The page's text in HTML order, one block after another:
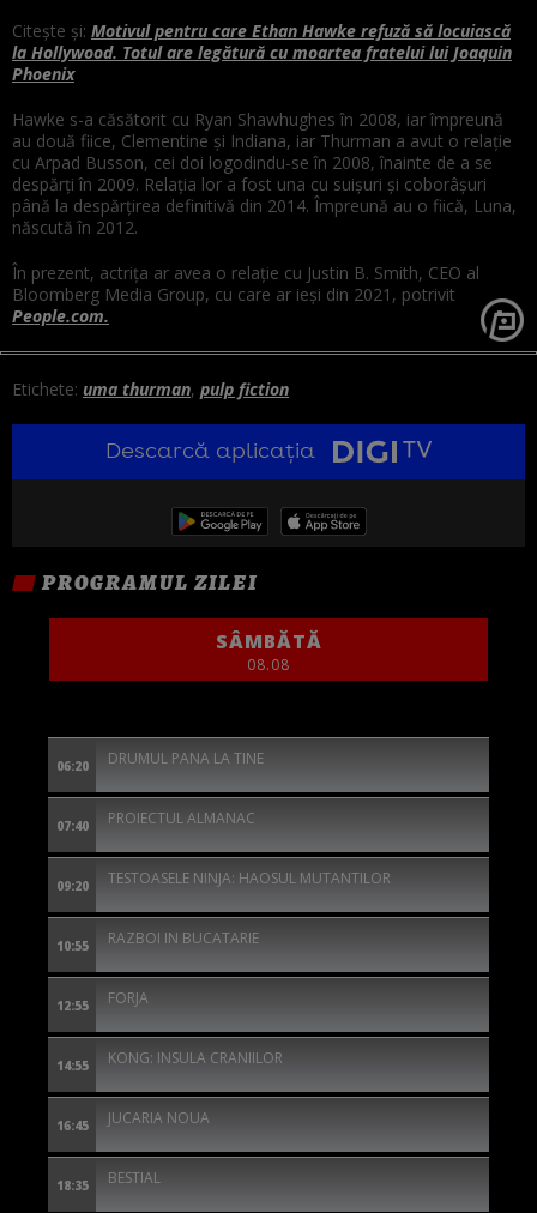
Citește și: Motivul pentru care Ethan Hawke refuză să locuiască
la Hollywood. Totul are legătură cu moartea fratelui lui Joaquin
Phoenix
Hawke s-a căsătorit cu Ryan Shawhughes în 2008, iar împreună
au două fiice, Clementine și Indiana, iar Thurman a avut o relație
cu Arpad Busson, cei doi logodindu-se în 2008, înainte de a se
despărți în 2009. Relația lor a fost una cu suișuri și coborâșuri
până la despărțirea definitivă din 2014. Împreună au o fiică, Luna,
născută în 2012.
În prezent, actrița ar avea o relație cu Justin B. Smith, CEO al
Bloomberg Media Group, cu care ar ieși din 2021, potrivit
People.com.
Etichete: uma thurman, pulp fiction
Descarcă aplicația
PROGRAMUL ZILEI
SÂMBĂTĂ
08.08
06:20 DRUMUL PANA LA TINE
07:40 PROIECTUL ALMANAC
09:20 TESTOASELE NINJA: HAOSUL MUTANTILOR
10:55 RAZBOI IN BUCATARIE
12:55 FORJA
14:55 KONG: INSULA CRANIILOR
16:45 JUCARIA NOUA
18:35 BESTIAL